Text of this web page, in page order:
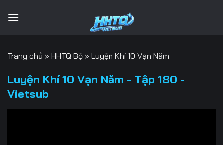
qua
Trang chủ » HHTQ Bộ » Luyện Khí 10 Vạn Năm
Luyện Khí 10 Vạn Năm - Tập 180 -
Vietsub